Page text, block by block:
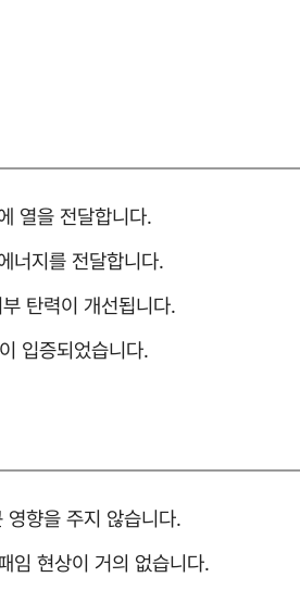
열을 전달합니다.
너지를 전달합니다.
탄력이 개선됩니다.
입증되었습니다.
향을 주지 않습니다.
임 현상이 거의 없습니다.